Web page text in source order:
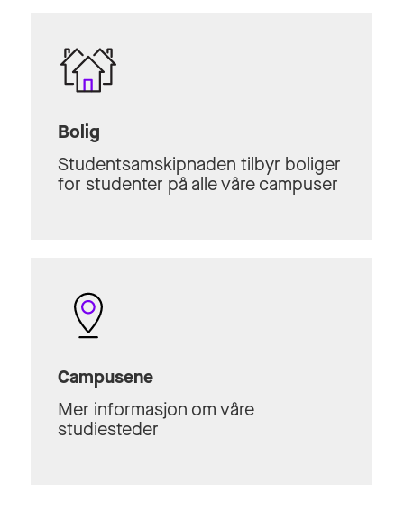
Bolig
Studentsamskipnaden tilbyr boliger
for studenter på alle våre campuser
Campusene
Mer informasjon om våre
studiesteder